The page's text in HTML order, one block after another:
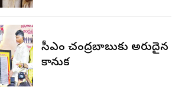
సీఎం చంద్రబాబుకు అరుదైన
కానుక